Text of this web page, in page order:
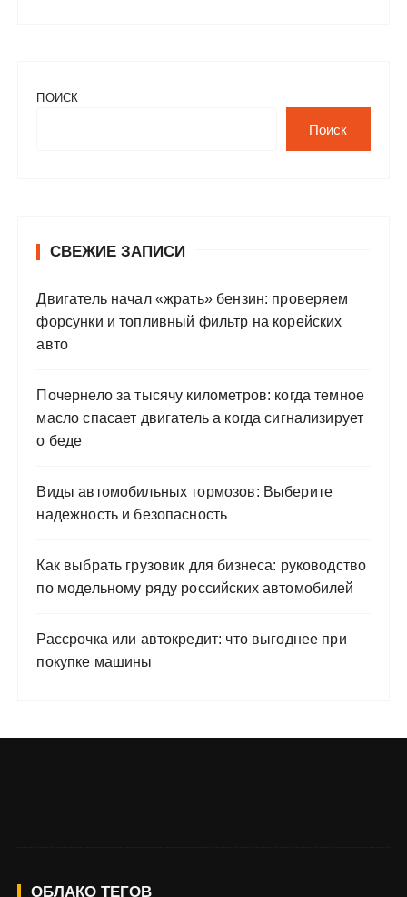
ПОИСК
Поиск
СВЕЖИЕ ЗАПИСИ
Двигатель начал «жрать» бензин: проверяем
форсунки и топливный фильтр на корейских
авто
Почернело за тысячу километров: когда темное
масло спасает двигатель а когда сигнализирует
о беде
Виды автомобильных тормозов: Выберите
надежность и безопасность
Как выбрать грузовик для бизнеса: руководство
по модельному ряду российских автомобилей
Рассрочка или автокредит: что выгоднее при
покупке машины
ОБЛАКО ТЕГОВ